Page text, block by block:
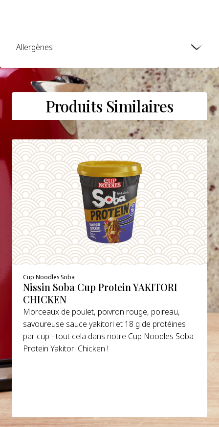
Allergènes
Produits Similaires
Cup Noodles Soba
Nissin Soba Cup Protein YAKITORI
CHICKEN
Morceaux de poulet, poivron rouge, poireau,
savoureuse sauce yakitori et 18 g de protéines
par cup - tout cela dans notre Cup Noodles Soba
Protein Yakitori Chicken !